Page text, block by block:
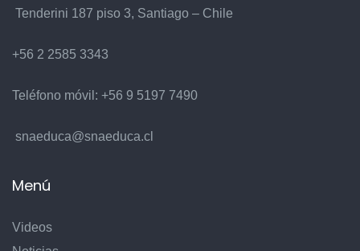
Tenderini 187 piso 3, Santiago – Chile
+56 2 2585 3343
Teléfono móvil: +56 9 5197 7490
snaeduca@snaeduca.cl
Menú
Videos